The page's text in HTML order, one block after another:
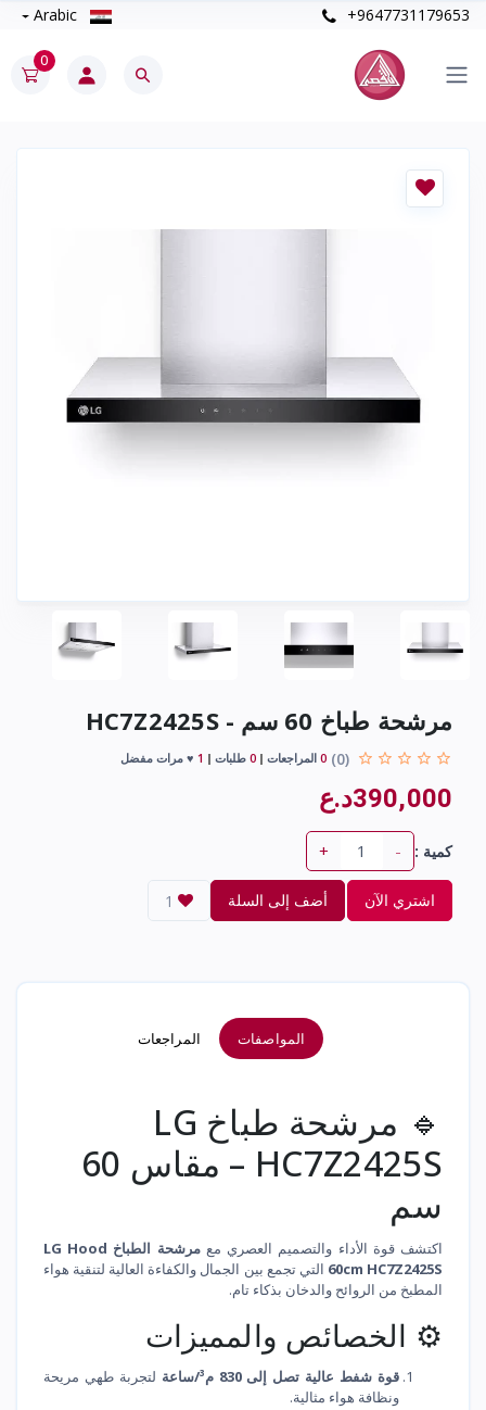
+9647731179653
0
مرشحة طباخ 60 سم - HC7Z2425S
(0)
0 المراجعات 0 طلبات 1 ♥ مرات مفضل
390,000د.ع
كمية : -
+
اشتري الآن أضف إلى السلة 1
المواصفات المراجعات
🔹 مرشحة طباخ LG
HC7Z2425S – مقاس 60
سم
اكتشف قوة الأداء والتصميم العصري مع
مرشحة الطباخ LG Hood
60cm HC7Z2425S التي تجمع بين الجمال والكفاءة العالية لتنقية هواء
المطبخ من الروائح والدخان بذكاء تام.
⚙️ الخصائص والمميزات
قوة شفط عالية تصل إلى 830 م³/ساعة
لتجربة طهي مريحة
ونظافة هواء مثالية.